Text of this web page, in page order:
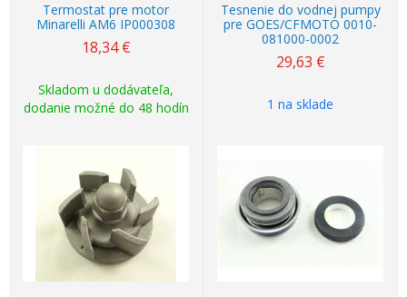
Termostat pre motor
Minarelli AM6 IP000308
18,34 €
Skladom u dodávateľa,
dodanie možné do 48 hodín
Tesnenie do vodnej pumpy
pre GOES/CFMOTO 0010-
081000-0002
29,63 €
1 na sklade